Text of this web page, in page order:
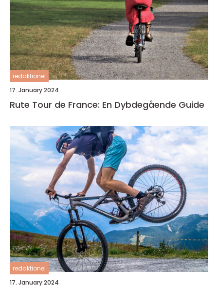
redaktionel
17. January 2024
Rute Tour de France: En Dybdegående Guide
redaktionel
17. January 2024